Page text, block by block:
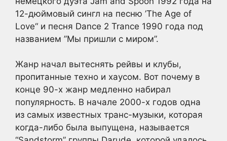
12-дюймовый сингл на песню ’The Age of
Love“ и песня Dance 2 Trance 1990 года под
названием ”Мы пришли с миром”.
Жанр начал вытеснять рейвы и клубы,
пропитанные техно и хаусом. Вот почему в
конце 90-х жанр медленно набирал
популярность. В начале 2000-х годов одна
из самых известных транс-музыки, которая
когда-либо была выпущена, называется